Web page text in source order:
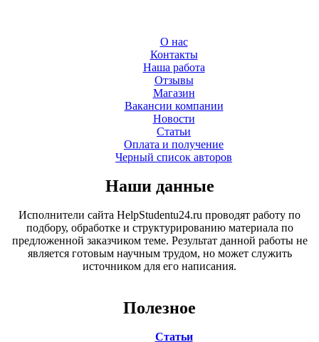
О нас
Контакты
Наша работа
Отзывы
Магазин
Вакансии компании
Новости
Статьи
Оплата и получение
Черный список авторов
Наши данные
Исполнители сайта HelpStudentu24.ru проводят работу по
подбору, обработке и структурированию материала по
предложенной заказчиком теме. Результат данной работы не
является готовым научным трудом, но может служить
источником для его написания.
Полезное
Статьи